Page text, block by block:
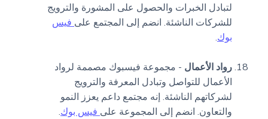
لتبادل الخبرات والحصول على المشورة والترويج
للشركات الناشئة. انضم إلى المجتمع على فيس
بوك.
رواد الأعمال - مجموعة فيسبوك مصممة لرواد
الأعمال للتواصل وتبادل المعرفة والترويج
لشركاتهم الناشئة. إنه مجتمع داعم يعزز النمو
والتعاون. انضم إلى المجموعة على فيس بوك.